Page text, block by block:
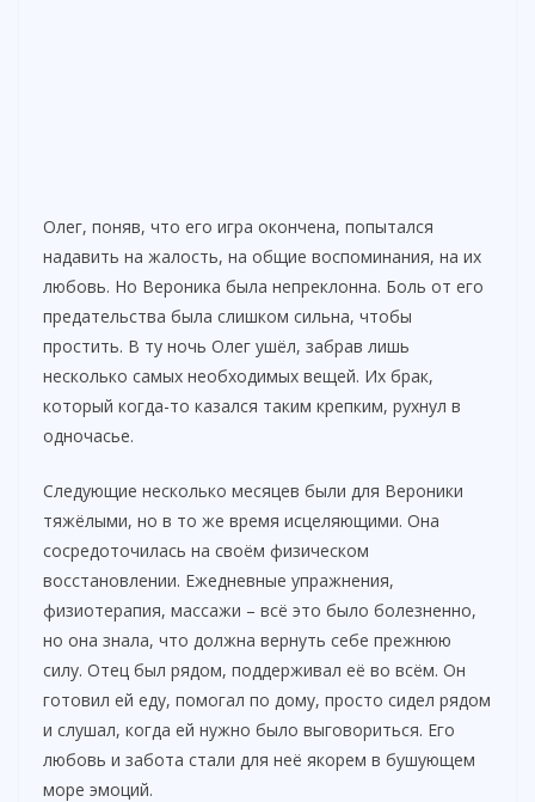
Олег, поняв, что его игра окончена, попытался
надавить на жалость, на общие воспоминания, на их
любовь. Но Вероника была непреклонна. Боль от его
предательства была слишком сильна, чтобы
простить. В ту ночь Олег ушёл, забрав лишь
несколько самых необходимых вещей. Их брак,
который когда-то казался таким крепким, рухнул в
одночасье.
Следующие несколько месяцев были для Вероники
тяжёлыми, но в то же время исцеляющими. Она
сосредоточилась на своём физическом
восстановлении. Ежедневные упражнения,
физиотерапия, массажи – всё это было болезненно,
но она знала, что должна вернуть себе прежнюю
силу. Отец был рядом, поддерживал её во всём. Он
готовил ей еду, помогал по дому, просто сидел рядом
и слушал, когда ей нужно было выговориться. Его
любовь и забота стали для неё якорем в бушующем
море эмоций.